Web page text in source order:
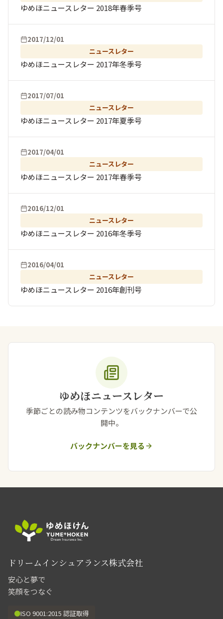
ゆめほニュースレター 2018年春季号
2017/12/01
ニュースレター
ゆめほニュースレター 2017年冬季号
2017/07/01
ニュースレター
ゆめほニュースレター 2017年夏季号
2017/04/01
ニュースレター
ゆめほニュースレター 2017年春季号
2016/12/01
ニュースレター
ゆめほニュースレター 2016年冬季号
2016/04/01
ニュースレター
ゆめほニュースレター 2016年創刊号
ゆめほニュースレター
季節ごとの読み物コンテンツをバックナンバーで公
開中。
バックナンバーを見る
ドリームインシュアランス株式会社
安心と夢で
笑顔をつなぐ
●ISO 9001:2015 認証取得